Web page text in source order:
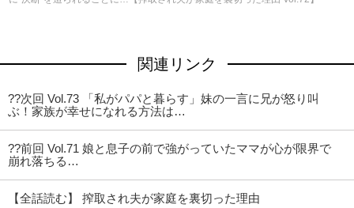
関連リンク
??次回 Vol.73 「私がパパと暮らす」妹の一言に兄が怒り叫
ぶ！家族が幸せになれる方法は…
??前回 Vol.71 娘と息子の前で強がっていたママが心が限界で
崩れ落ちる…
【全話読む】 搾取され夫が家庭を裏切った理由